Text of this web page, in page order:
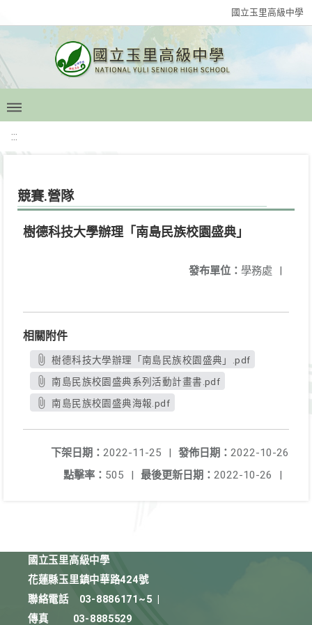
國立玉里高級中學
:::
競賽.營隊
樹德科技大學辦理「南島民族校園盛典」
發布單位： 學務處 |
相關附件
樹德科技大學辦理「南島民族校園盛典」.pdf
南島民族校園盛典系列活動計畫書.pdf
南島民族校園盛典海報.pdf
發佈日期： 2022-10-26
下架日期： 2022-11-25
|
最後更新日期： 2022-10-26 |
點擊率： 505 |
國立玉里高級中學
花蓮縣玉里鎮中華路424號
聯絡電話
03-8886171~5
傳真
03-8885529